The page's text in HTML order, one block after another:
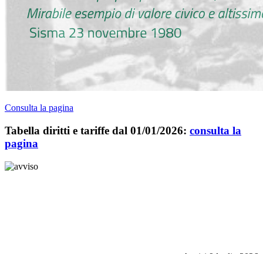
Consulta la pagina
Tabella diritti e tariffe dal 01/01/2026: consulta la
pagina